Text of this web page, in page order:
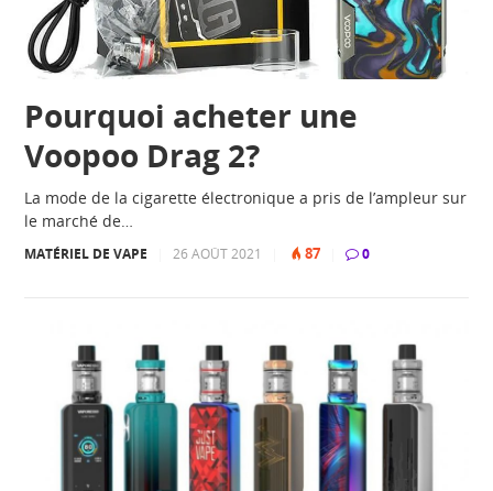
Pourquoi acheter une
Voopoo Drag 2?
La mode de la cigarette électronique a pris de l’ampleur sur
le marché de…
MATÉRIEL DE VAPE 26 AOÛT 2021 87 0